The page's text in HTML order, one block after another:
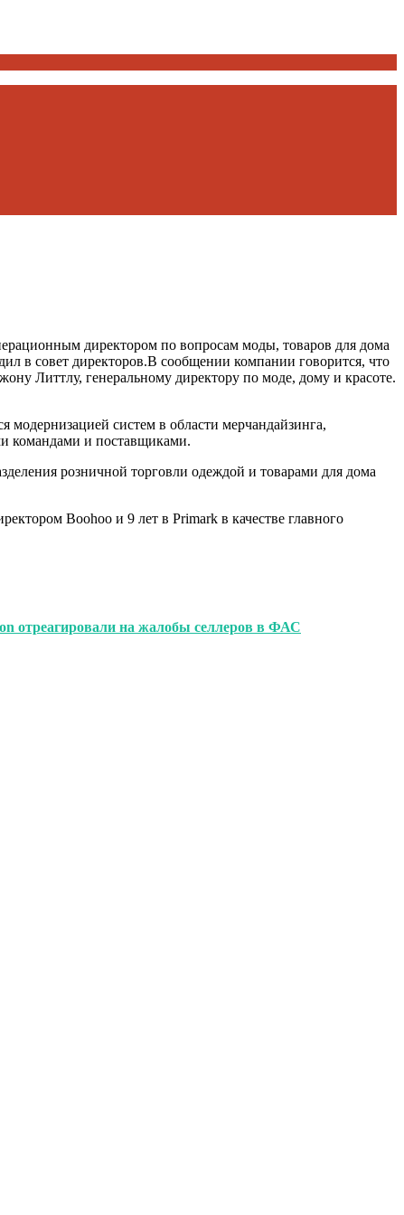
директором по вопросам моды, товаров для дома
в совет директоров.В сообщении компании говорится, что
Литтлу, генеральному директору по моде, дому и красоте.
модернизацией систем в области мерчандайзинга,
командами и поставщиками.
розничной торговли одеждой и товарами для дома
Boohoo и 9 лет в Primark в качестве главного
отреагировали на жалобы селлеров в ФАС